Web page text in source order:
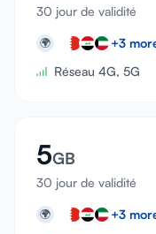
30 jour de validité
🌍 +3
Réseau 4G, 5G
5GB
30 jour de validité
🌍 +3